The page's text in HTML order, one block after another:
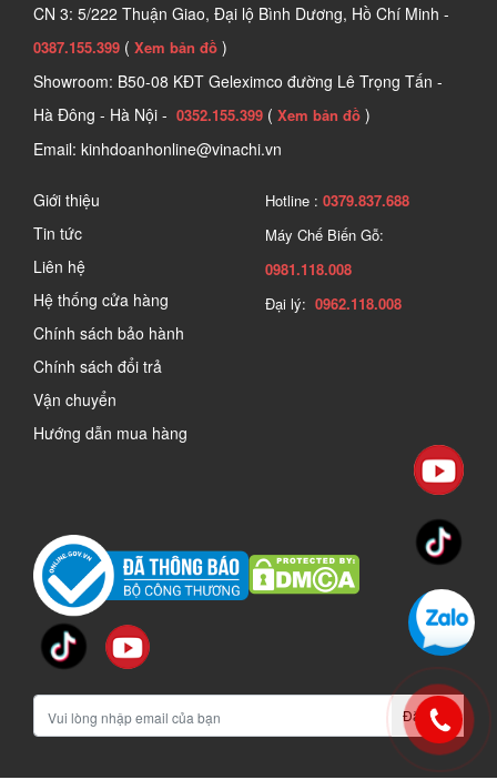
CN 3: 5/222 Thuận Giao, Đại lộ Bình Dương, Hồ Chí Minh -
0387.155.399 ( Xem bản đồ )
Showroom: B50-08 KĐT Geleximco đường Lê Trọng Tấn -
Hà Đông - Hà Nội - 0352.155.399 ( Xem bản đồ )
Email: kinhdoanhonline@vinachi.vn
Giới thiệu
Tin tức
Liên hệ
Hệ thống cửa hàng
Chính sách bảo hành
Chính sách đổi trả
Vận chuyển
Hướng dẫn mua hàng
Hotline : 0379.837.688
Máy Chế Biến Gỗ:
0981.118.008
Đại lý: 0962.118.008
Đăng ký